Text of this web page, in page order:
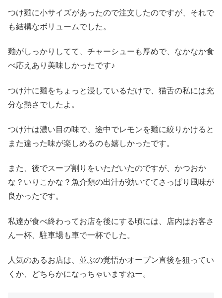
つけ麺に小サイズがあったので注文したのですが、それで
も結構なボリュームでした。
麺がしっかりしてて、チャーシューも厚めで、なかなか食
べ応えあり美味しかったです♪
つけ汁に麺をちょっと浸しているだけで、猫舌の私には充
分な熱さでしたよ。
つけ汁は濃い目の味で、途中でレモンを麺に絞りかけると
また違った味が楽しめるのも嬉しかったです。
また、後でスープ割りをいただいたのですが、かつおか
な？いりこかな？魚介類の出汁が効いててさっぱり風味が
良かったです。
私達が食べ終わってお店を後にする頃には、店内はお客さ
ん一杯、駐車場も車で一杯でした。
人気のあるお店は、並ぶの覚悟かオープン直後を狙ってい
くか、どちらかになっちゃいますねー。